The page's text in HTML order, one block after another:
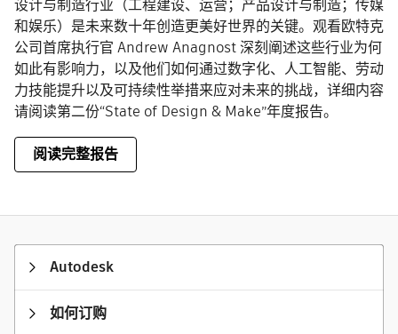
设计与制造行业（工程建设、运营；产品设计与制造；传媒
和娱乐）是未来数十年创造更美好世界的关键。观看欧特克
公司首席执行官 Andrew Anagnost 深刻阐述这些行业为何
如此有影响力，以及他们如何通过数字化、人工智能、劳动
力技能提升以及可持续性举措来应对未来的挑战，详细内容
请阅读第二份“State of Design & Make”年度报告。
阅读完整报告
Autodesk
如何订购